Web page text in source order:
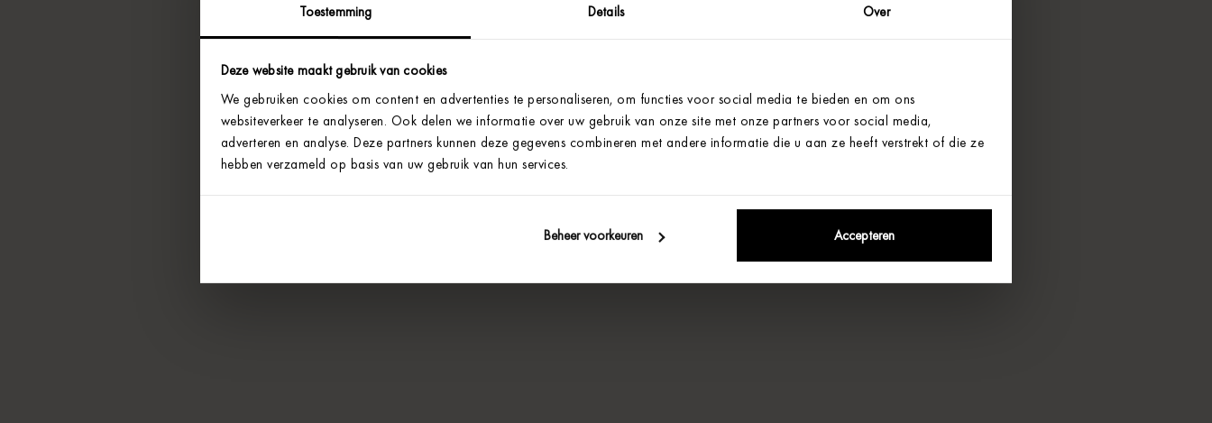
Toestemming Details Over
Deze website maakt gebruik van cookies
We gebruiken cookies om content en advertenties te personaliseren, om functies voor social media te bieden en om ons
websiteverkeer te analyseren. Ook delen we informatie over uw gebruik van onze site met onze partners voor social media,
adverteren en analyse. Deze partners kunnen deze gegevens combineren met andere informatie die u aan ze heeft verstrekt of die ze
hebben verzameld op basis van uw gebruik van hun services.
Beheer voorkeuren Accepteren